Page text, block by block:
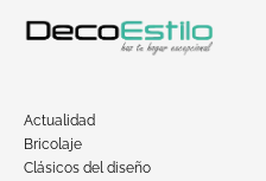
Actualidad
Bricolaje
Clásicos del diseño